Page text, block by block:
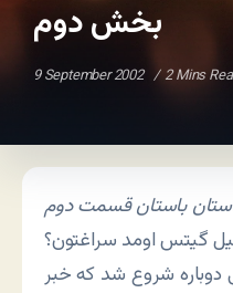
بخش دوم
9 September 2002 2 Mins
باستان قسمت دوم
گیتس اومد سراغتون؟
دوباره شروع شد که خبر